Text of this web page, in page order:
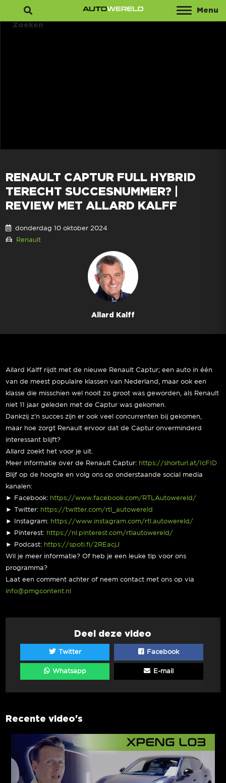
Menu
Zoeken
RENAULT CAPTUR FULL HYBRID
TERECHT SUCCESNUMMER? |
REVIEW MET ALLARD KALFF
donderdag 10 oktober 2024
Renault
Allard Kalff
Allard Kalff rijdt met de nieuwe Renault Captur; een auto in één
van de meest populaire klassen van Nederland, maar ook een
klasse die misschien wel nooit zo groot was geworden, als Renault
niet 11 jaar geleden met de Captur was gekomen.
Dankzij z’n succes zijn er ook veel concurrenten bij gekomen,
maar hoe zorgt Renault ervoor dat de Captur onverminderd
interessant blijft?
Allard zoekt het voor je uit.
Meer informatie over de Renault Captur: https://shorturl.at/IcFID
Blijf op de hoogte en volg ons op onderstaande social media
kanalen:
► Facebook: https://www.facebook.com/RTLAutowereld/
► Twitter: https://twitter.com/rtl_autowereld
► Instagram: https://www.instagram.com/rtl.autowereld/
► Pinterest: https://nl.pinterest.com/rtlautowereld/
► Podcast: https://spoti.fi/2REacjJ
Wil je meer informatie? Of heb je een leuke tip voor ons
programma?
Laat een comment achter of neem contact met ons op via
info@pmgcontent.nl
Deel deze video
Twitter Facebook
Whatsapp E-mail
Recente video's